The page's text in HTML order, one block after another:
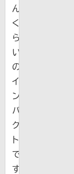
ん」
く
ら
い
の
イ
ン
パ
ク
ト
で
す